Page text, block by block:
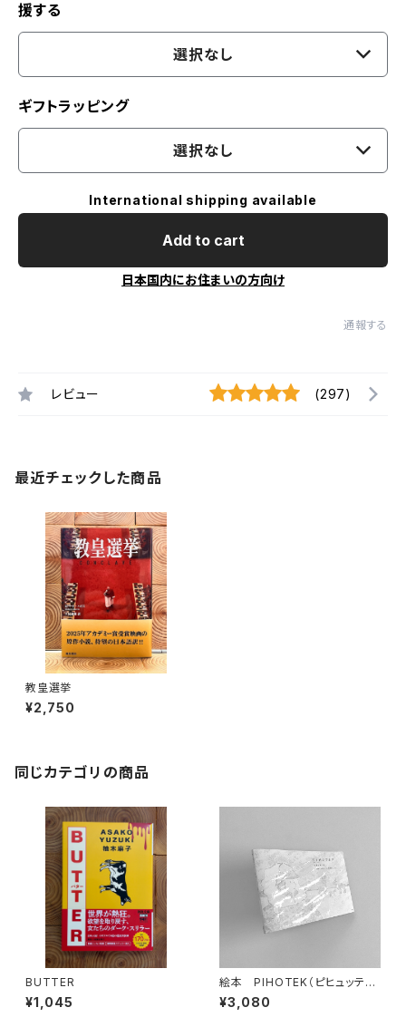
援する
選択なし
ギフトラッピング
選択なし
International shipping available
Add to cart
日本国内にお住まいの方向け
通報する
レビュー (297)
最近チェックした商品
教皇選挙
¥2,750
同じカテゴリの商品
BUTTER
¥1,045
絵本 PIHOTEK（ピヒュッティ）
北極を風と歩く
¥3,080